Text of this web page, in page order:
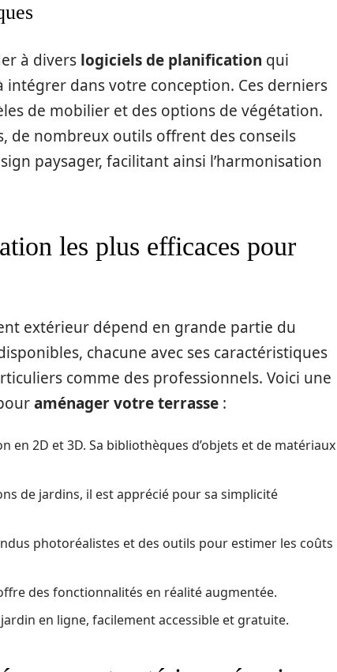
à divers logiciels de planification qui
intégrer dans votre conception. Ces derniers
de mobilier et des options de végétation.
de nombreux outils offrent des conseils
paysager, facilitant ainsi l’harmonisation
les plus efficaces pour
extérieur dépend en grande partie du
chacune avec ses caractéristiques
comme des professionnels. Voici une
aménager votre terrasse :
en 2D et 3D. Sa bibliothèques d’objets et de matériaux
de jardins, il est apprécié pour sa simplicité
photoréalistes et des outils pour estimer les coûts
des fonctionnalités en réalité augmentée.
en ligne, facilement accessible et gratuite.